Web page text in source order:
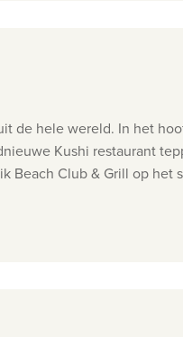
de hele wereld. In het
Kushi restaurant
Beach Club & Grill op het